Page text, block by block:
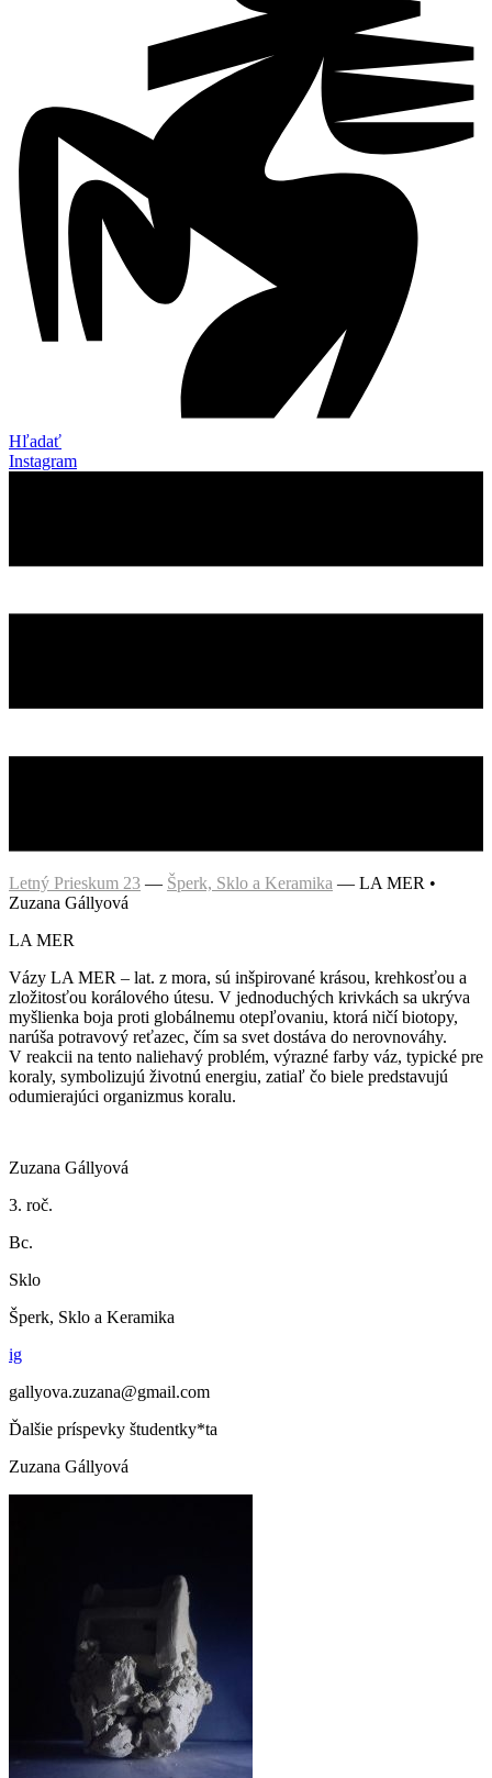
Hľadať
Instagram
Letný Prieskum 23 — Šperk, Sklo a Keramika — LA MER •
Zuzana Gállyová
LA MER
Vázy LA MER – lat. z mora, sú inšpirované krásou, krehkosťou a
zložitosťou korálového útesu. V jednoduchých krivkách sa ukrýva
myšlienka boja proti globálnemu otepľovaniu, ktorá ničí biotopy,
narúša potravový reťazec, čím sa svet dostáva do nerovnováhy.
V reakcii na tento naliehavý problém, výrazné farby váz, typické pre
koraly, symbolizujú životnú energiu, zatiaľ čo biele predstavujú
odumierajúci organizmus koralu.
Zuzana Gállyová
3. roč.
Bc.
Sklo
Šperk, Sklo a Keramika
ig
gallyova.zuzana@gmail.com
Ďalšie príspevky študentky*ta
Zuzana Gállyová